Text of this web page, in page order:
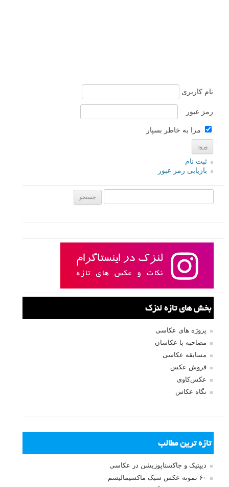
نام کاربری
رمز عبور
مرا به خاطر بسپار
ثبت نام
بازیابی رمز عبور
بخش های تازه لنزک
پروژه های عکاسی
مصاحبه با عکاسان
مسابقه عکاسی
فروش عکس
عکس‌کاوی
نگاه عکاس
تازه ترین مطالب
دیپتیک و جاکستا‌پوزیشن در عکاسی
۶۰ نمونه عکس سبک ماکسیمالیسم